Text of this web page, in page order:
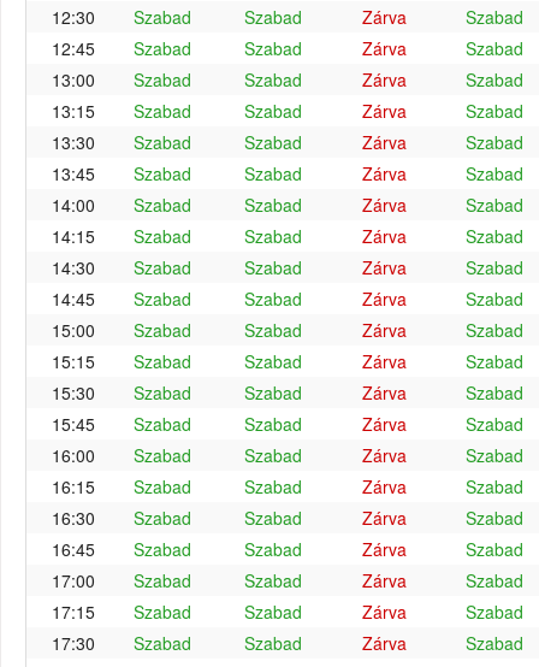
12:30
Szabad Szabad Zárva
Szabad
12:45
Szabad Szabad Zárva
Szabad
13:00
Szabad Szabad Zárva
Szabad
13:15
Szabad Szabad Zárva
Szabad
13:30
Szabad Szabad Zárva
Szabad
13:45
Szabad Szabad Zárva
Szabad
14:00
Szabad Szabad Zárva
Szabad
14:15
Szabad Szabad Zárva
Szabad
14:30
Szabad Szabad Zárva
Szabad
14:45
Szabad Szabad Zárva
Szabad
15:00
Szabad Szabad Zárva
Szabad
15:15
Szabad Szabad Zárva
Szabad
15:30
Szabad Szabad Zárva
Szabad
15:45
Szabad Szabad Zárva
Szabad
16:00
Szabad Szabad Zárva
Szabad
16:15
Szabad Szabad Zárva
Szabad
16:30
Szabad Szabad Zárva
Szabad
16:45
Szabad Szabad Zárva
Szabad
17:00
Szabad Szabad Zárva
Szabad
17:15
Szabad Szabad Zárva
Szabad
17:30
Szabad Szabad Zárva
Szabad